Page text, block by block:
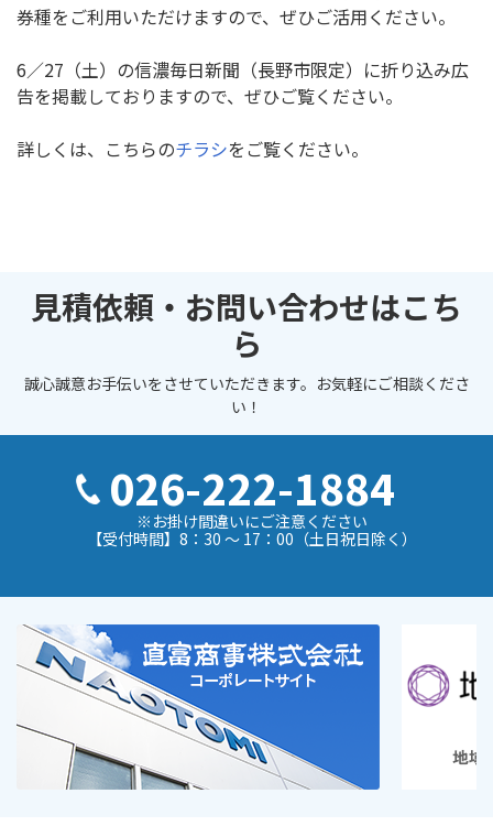
券種をご利用いただけますので、ぜひご活用ください。
6／27 （土）の信濃毎日新聞（長野市限定）に折り込み広
告を掲載しておりますので、ぜひご覧ください。
詳しくは、こちらのチラシをご覧ください。
見積依頼・お問い合わせはこち
ら
誠心誠意お手伝いをさせていただきます。お気軽にご相談くださ
い！
026-222-1884
※お掛け間違いにご注意ください
【受付時間】8：30 ～ 17：00（土日祝日除く）